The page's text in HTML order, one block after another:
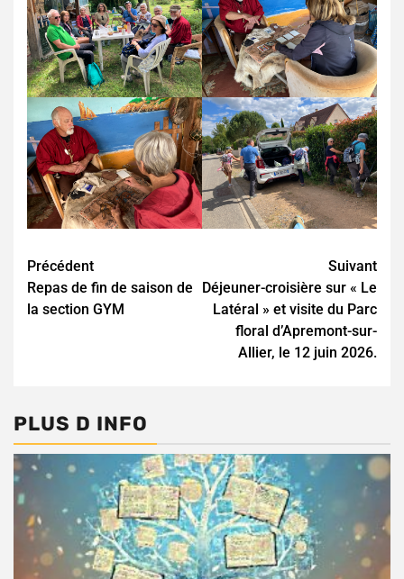
Continue
Reading
Précédent
Repas de fin de saison de
la section GYM
Suivant
Déjeuner-croisière sur « Le
Latéral » et visite du Parc
floral d’Apremont-sur-
Allier, le 12 juin 2026.
PLUS D INFO